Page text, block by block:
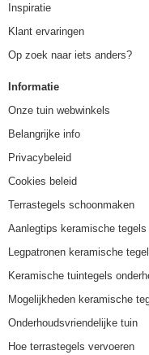
Inspiratie
Klant ervaringen
Op zoek naar iets anders?
Informatie
Onze tuin webwinkels
Belangrijke info
Privacybeleid
Cookies beleid
Terrastegels schoonmaken
Aanlegtips keramische tegels
Legpatronen keramische
Keramische tuintegels
Mogelijkheden keramische
Onderhoudsvriendelijke tuin
Hoe terrastegels vervoeren